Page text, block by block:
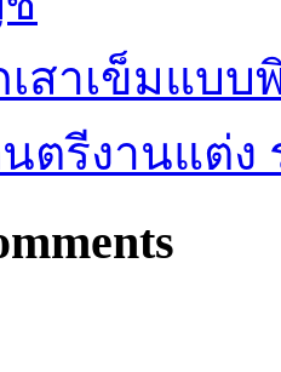
สาเข็มแบบ
ตรีงานแต่ง